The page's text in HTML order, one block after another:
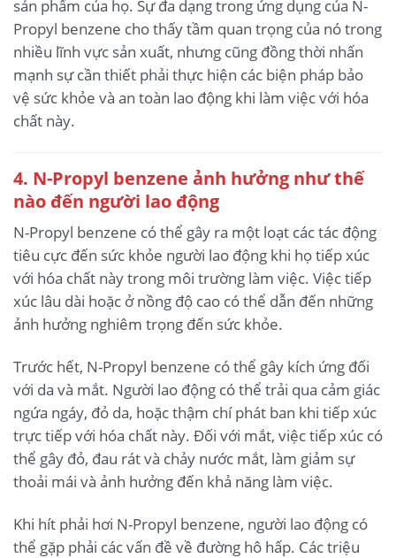
sản phẩm của họ. Sự đa dạng trong ứng dụng của N-
Propyl benzene cho thấy tầm quan trọng của nó trong
nhiều lĩnh vực sản xuất, nhưng cũng đồng thời nhấn
mạnh sự cần thiết phải thực hiện các biện pháp bảo
vệ sức khỏe và an toàn lao động khi làm việc với hóa
chất này.
4. N-Propyl benzene ảnh hưởng như thế
nào đến người lao động
N-Propyl benzene có thể gây ra một loạt các tác động
tiêu cực đến sức khỏe người lao động khi họ tiếp xúc
với hóa chất này trong môi trường làm việc. Việc tiếp
xúc lâu dài hoặc ở nồng độ cao có thể dẫn đến những
ảnh hưởng nghiêm trọng đến sức khỏe.
Trước hết, N-Propyl benzene có thể gây kích ứng đối
với da và mắt. Người lao động có thể trải qua cảm giác
ngứa ngáy, đỏ da, hoặc thậm chí phát ban khi tiếp xúc
trực tiếp với hóa chất này. Đối với mắt, việc tiếp xúc có
thể gây đỏ, đau rát và chảy nước mắt, làm giảm sự
thoải mái và ảnh hưởng đến khả năng làm việc.
Khi hít phải hơi N-Propyl benzene, người lao động có
thể gặp phải các vấn đề về đường hô hấp. Các triệu